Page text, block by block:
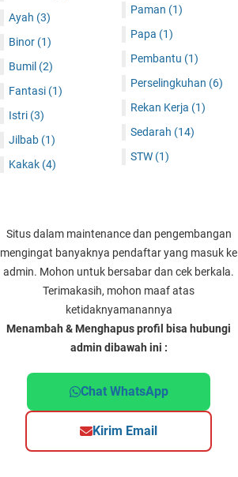
Ayah (3)
Binor (1)
Bumil (2)
Fantasi (1)
Istri (3)
Jilbab (1)
Kakak (4)
Paman (1)
Papa (1)
Pembantu (1)
Perselingkuhan (6)
Rekan Kerja (1)
Sedarah (14)
STW (1)
Situs dalam maintenance dan pengembangan
mengingat banyaknya pendaftar yang masuk ke
admin. Mohon untuk bersabar dan cek berkala.
Terimakasih, mohon maaf atas
ketidaknyamanannya
Menambah & Menghapus profil bisa hubungi
admin dibawah ini :
Chat WhatsApp
Kirim Email